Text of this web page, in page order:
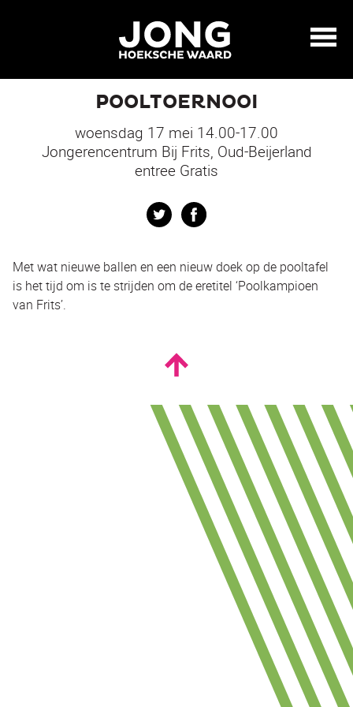
POOLTOERNOOI
woensdag 17 mei 14.00-17.00
Jongerencentrum Bij Frits, Oud-Beijerland
entree Gratis
Twitter
Met wat nieuwe ballen en een nieuw doek op de pooltafel
is het tijd om is te strijden om de eretitel ‘Poolkampioen
van Frits’.